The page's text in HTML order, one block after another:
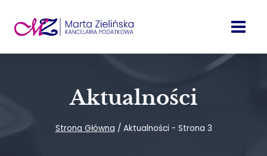
treści
Aktualności
Strona Główna / Aktualności - Strona 3